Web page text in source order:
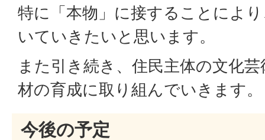
特に「本物」に接することによ
いていきたいと思います。
また引き続き、住民主体の文化
材の育成に取り組んでいきます。
今後の予定